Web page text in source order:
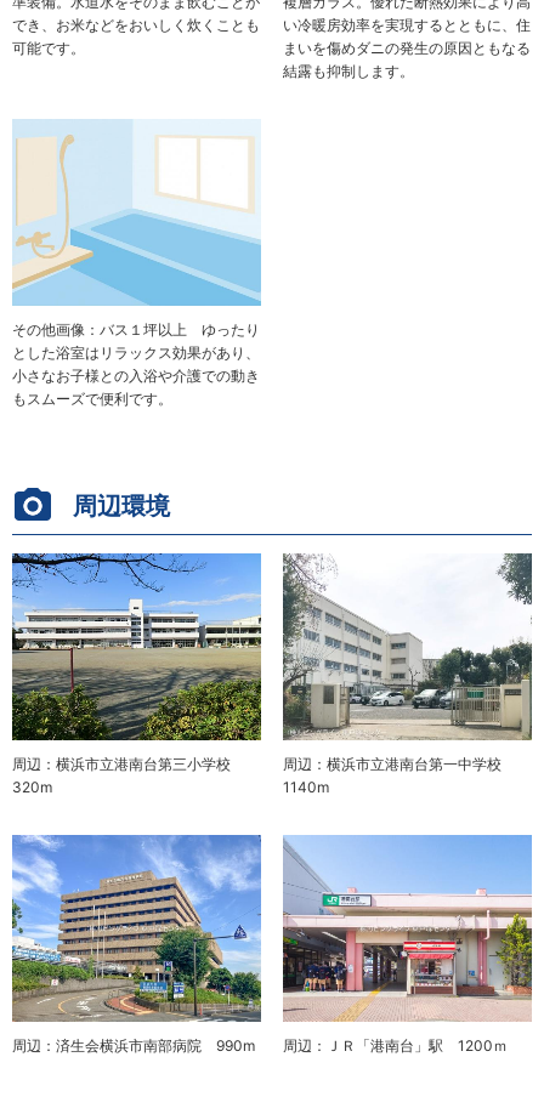
でき、お米などをおいしく炊くことも
可能です。
い冷暖房効率を実現するとともに、住
まいを傷めダニの発生の原因ともなる
結露も抑制します。
その他画像：バス１坪以上 ゆったり
とした浴室はリラックス効果があり、
小さなお子様との入浴や介護での動き
もスムーズで便利です。
周辺環境
周辺：横浜市立港南台第三小学校
320m
周辺：横浜市立港南台第一中学校
1140m
周辺：済生会横浜市南部病院 990m 周辺：ＪＲ「港南台」駅 1200ｍ